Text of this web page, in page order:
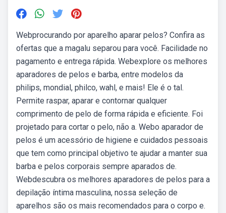
Webprocurando por aparelho aparar pelos? Confira as
ofertas que a magalu separou para você. Facilidade no
pagamento e entrega rápida. Webexplore os melhores
aparadores de pelos e barba, entre modelos da
philips, mondial, philco, wahl, e mais! Ele é o tal.
Permite raspar, aparar e contornar qualquer
comprimento de pelo de forma rápida e eficiente. Foi
projetado para cortar o pelo, não a. Webo aparador de
pelos é um acessório de higiene e cuidados pessoais
que tem como principal objetivo te ajudar a manter sua
barba e pelos corporais sempre aparados de.
Webdescubra os melhores aparadores de pelos para a
depilação íntima masculina, nossa seleção de
aparelhos são os mais recomendados para o corpo e.